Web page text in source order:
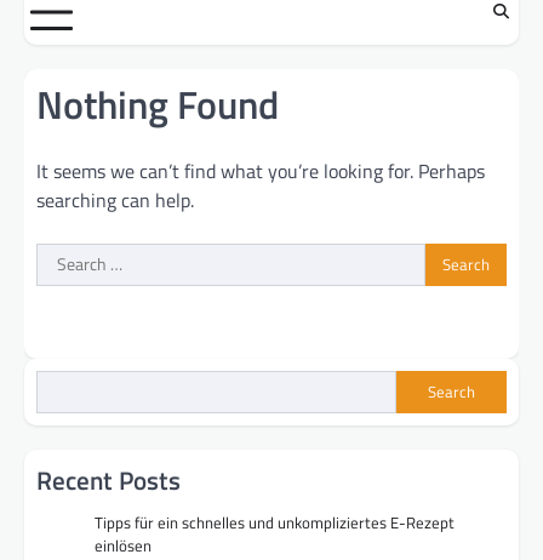
Nothing Found
It seems we can’t find what you’re looking for. Perhaps
searching can help.
Search
for:
Search
Recent Posts
Tipps für ein schnelles und unkompliziertes E-Rezept
einlösen